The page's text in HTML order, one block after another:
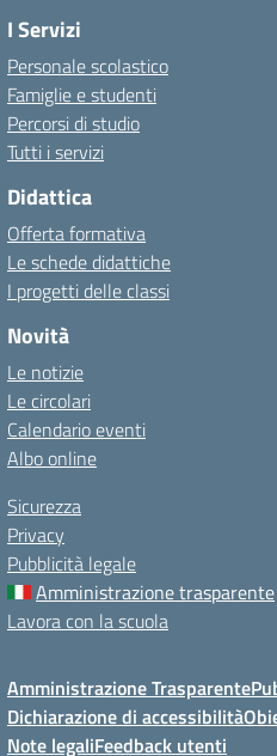
I Servizi
Personale scolastico
Famiglie e studenti
Percorsi di studio
Tutti i servizi
Didattica
Offerta formativa
Le schede didattiche
I progetti delle classi
Novità
Le notizie
Le circolari
Calendario eventi
Albo online
Sicurezza
Privacy
Pubblicità legale
Amministrazione trasparente
Lavora con la scuola
Amministrazione Trasparente
Dichiarazione di accessibilità
Note legaliFeedback utenti